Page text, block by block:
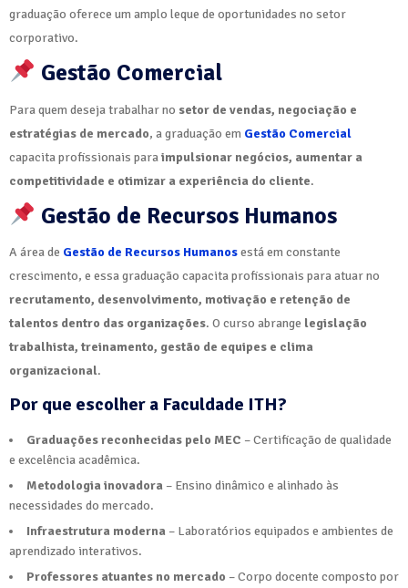
graduação oferece um amplo leque de oportunidades no setor
corporativo.
Gestão Comercial
Para quem deseja trabalhar no setor de vendas, negociação e
estratégias de mercado, a graduação em Gestão Comercial
capacita profissionais paraimpulsionar negócios, aumentar a
competitividade e otimizar a experiência do cliente.
Gestão de Recursos Humanos
A área de Gestão de Recursos Humanosestá em constante
crescimento, e essa graduação capacita profissionais para atuar no
recrutamento, desenvolvimento, motivação e retenção de
talentos dentro das organizações. O curso abrange legislação
trabalhista, treinamento, gestão de equipes e clima
organizacional.
Por que escolher a Faculdade ITH?
Graduações reconhecidas pelo MEC – Certificação de qualidade
e excelência acadêmica.
Metodologia inovadora – Ensino dinâmico e alinhado às
necessidades do mercado.
Infraestrutura moderna – Laboratórios equipados e ambientes de
aprendizado interativos.
Professores atuantes no mercado – Corpo docente composto por